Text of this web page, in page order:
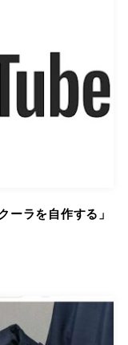
ラを自作する」